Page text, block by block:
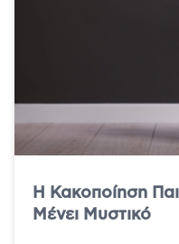
Η Κακοποίηση
Μένει Μυστικό